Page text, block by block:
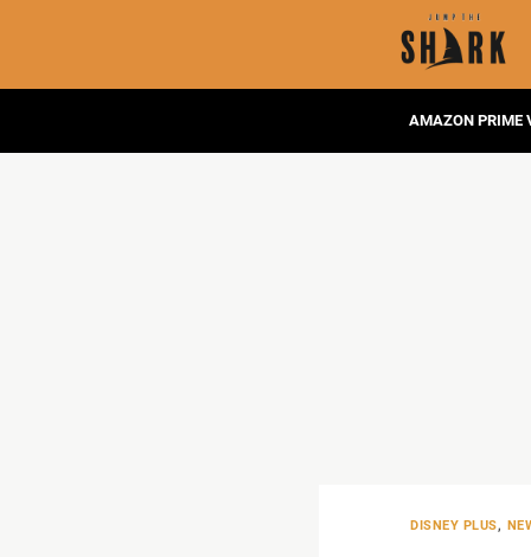
AMAZON PRIME
DISNEY PLUS,